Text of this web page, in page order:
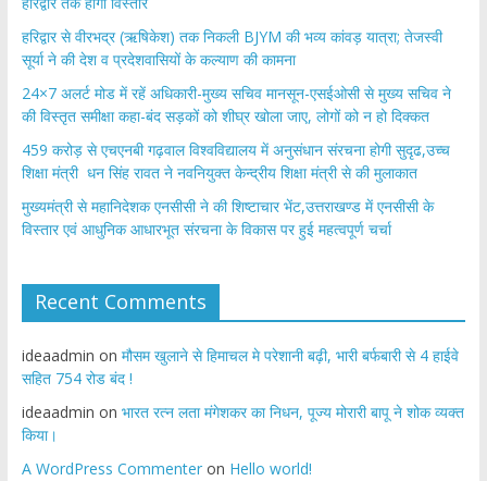
​हरिद्वार से वीरभद्र (ऋषिकेश) तक निकली BJYM की भव्य कांवड़ यात्रा; तेजस्वी
सूर्या ने की देश व प्रदेशवासियों के कल्याण की कामना
24×7 अलर्ट मोड में रहें अधिकारी-मुख्य सचिव मानसून-एसईओसी से मुख्य सचिव ने
की विस्तृत समीक्षा कहा-बंद सड़कों को शीघ्र खोला जाए, लोगों को न हो दिक्कत
459 करोड़ से एचएनबी गढ़वाल विश्वविद्यालय में अनुसंधान संरचना होगी सुदृढ,उच्च
शिक्षा मंत्री धन सिंह रावत ने नवनियुक्त केन्द्रीय शिक्षा मंत्री से की मुलाकात
मुख्यमंत्री से महानिदेशक एनसीसी ने की शिष्टाचार भेंट,उत्तराखण्ड में एनसीसी के
विस्तार एवं आधुनिक आधारभूत संरचना के विकास पर हुई महत्वपूर्ण चर्चा
Recent Comments
ideaadmin on मौसम खुलाने से हिमाचल मे परेशानी बढ़ी, भारी बर्फबारी से 4 हाईवे
सहित 754 रोड बंद !
ideaadmin on भारत रत्न लता मंगेशकर का निधन, पूज्य मोरारी बापू ने शोक व्यक्त
किया।
A WordPress Commenteron Hello world!